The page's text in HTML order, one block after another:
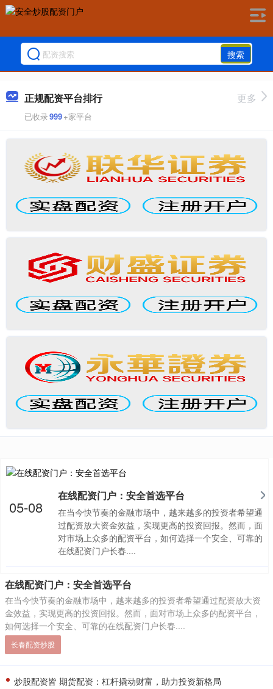
搜索
正规配资平台排行
已收录999+家平台
更多
在线配资门户：安全首选平台
在当今快节奏的金融市场中，越来越多的投资者希望通
过配资放大资金效益，实现更高的投资回报。然而，面
对市场上众多的配资平台，如何选择一个安全、可靠的
在线配资门户长春....
05-08
在线配资门户：安全首选平台
在当今快节奏的金融市场中，越来越多的投资者希望通过配资放大资
金效益，实现更高的投资回报。然而，面对市场上众多的配资平台，
如何选择一个安全、可靠的在线配资门户长春....
长春配资炒股
炒股配资皆 期货配资：杠杆撬动财富，助力投资新格局